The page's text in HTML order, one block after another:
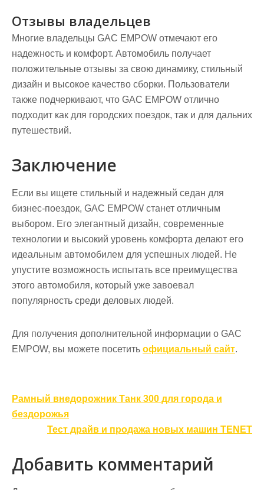
Отзывы владельцев
Многие владельцы GAC EMPOW отмечают его
надежность и комфорт. Автомобиль получает
положительные отзывы за свою динамику, стильный
дизайн и высокое качество сборки. Пользователи
также подчеркивают, что GAC EMPOW отлично
подходит как для городских поездок, так и для дальних
путешествий.
Заключение
Если вы ищете стильный и надежный седан для
бизнес-поездок, GAC EMPOW станет отличным
выбором. Его элегантный дизайн, современные
технологии и высокий уровень комфорта делают его
идеальным автомобилем для успешных людей. Не
упустите возможность испытать все преимущества
этого автомобиля, который уже завоевал
популярность среди деловых людей.
Для получения дополнительной информации о GAC
EMPOW, вы можете посетить официальный сайт.
Навигация
по
записям
Рамный внедорожник Танк 300 для города и
бездорожья
Тест драйв и продажа новых машин TENET
Добавить комментарий